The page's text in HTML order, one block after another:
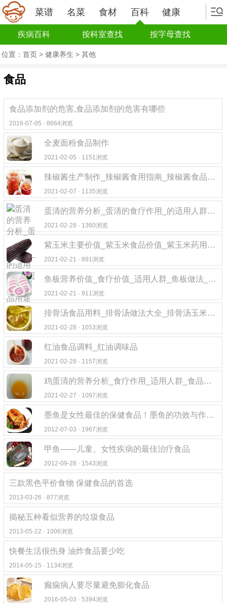
菜谱 名菜 食材 百科 健康
疾病百科 按科室查找 按字母查找
位置： 首页 > 健康养生 > 其他
食品
食品添加剂的危害,食品添加剂的危害有哪些
2016-07-05 · 8664浏览
全麦面粉食品制作
2021-02-05 · 1151浏览
辣椒酱生产制作_辣椒酱食用指南_辣椒酱食品特点
2021-02-07 · 1135浏览
蛋清的营养分析_蛋清的食疗作用_的适用人群_蛋清的食品用途
2021-02-28 · 1360浏览
紫玉米主要价值_紫玉米食品价值_紫玉米药用价值
2021-02-21 · 891浏览
鱼板营养价值_食疗价值_适用人群_鱼板做法_鱼板食品起源
2021-02-21 · 911浏览
排骨汤食品用料_排骨汤做法大全_排骨汤玉米排骨汤
2021-02-28 · 1053浏览
红油食品调料_红油调味品
2021-02-28 · 1157浏览
鸡蛋清的营养分析_食疗作用_适用人群_食品用途
2021-02-27 · 1097浏览
墨鱼是女性最佳的保健食品！墨鱼的功效与作用_主治_禁忌
2012-07-03 · 1967浏览
甲鱼——儿童、女性疾病的最佳治疗食品
2012-09-28 · 1543浏览
三款黑色平价食物 保健食品的首选
2013-03-26 · 877浏览
揭秘五种看似营养的垃圾食品
2013-05-22 · 1006浏览
快餐生活很伤身 油炸食品要少吃
2014-05-15 · 1134浏览
癫痫病人要尽量避免膨化食品
2016-05-03 · 5394浏览